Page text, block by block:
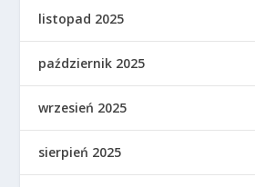
listopad 2025
październik 2025
wrzesień 2025
sierpień 2025